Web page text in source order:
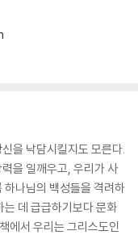
을 낙담시킬지도 모른다.
을 일깨우고, 우리가 사
하나님의 백성들을 격려하
데 급급하기보다 문화
에서 우리는 그리스도인